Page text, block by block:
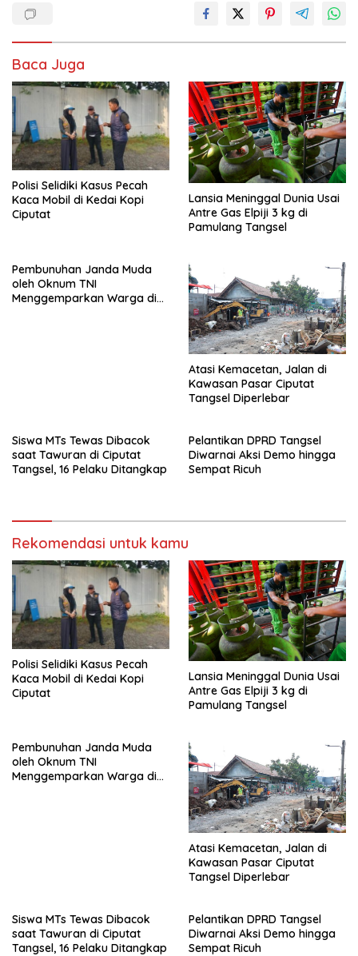
Baca Juga
Polisi Selidiki Kasus Pecah
Kaca Mobil di Kedai Kopi
Ciputat
Lansia Meninggal Dunia Usai
Antre Gas Elpiji 3 kg di
Pamulang Tangsel
Pembunuhan Janda Muda
oleh Oknum TNI
Menggemparkan Warga di
Atasi Kemacetan, Jalan di
Kawasan Pasar Ciputat
Tangsel Diperlebar
Siswa MTs Tewas Dibacok
saat Tawuran di Ciputat
Tangsel, 16 Pelaku Ditangkap
Pelantikan DPRD Tangsel
Diwarnai Aksi Demo hingga
Sempat Ricuh
Rekomendasi untuk kamu
Polisi Selidiki Kasus Pecah
Kaca Mobil di Kedai Kopi
Ciputat
Lansia Meninggal Dunia Usai
Antre Gas Elpiji 3 kg di
Pamulang Tangsel
Pembunuhan Janda Muda
oleh Oknum TNI
Menggemparkan Warga di
Atasi Kemacetan, Jalan di
Kawasan Pasar Ciputat
Tangsel Diperlebar
Siswa MTs Tewas Dibacok
saat Tawuran di Ciputat
Tangsel, 16 Pelaku Ditangkap
Pelantikan DPRD Tangsel
Diwarnai Aksi Demo hingga
Sempat Ricuh